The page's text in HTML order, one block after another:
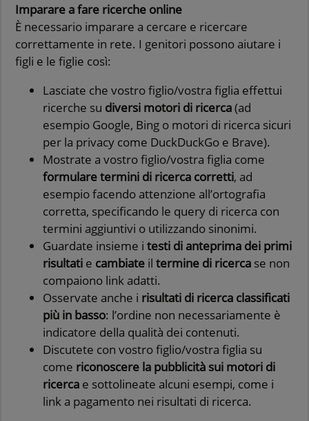
Imparare a fare ricerche online
È necessario imparare a cercare e ricercare
correttamente in rete. I genitori possono aiutare i
figli e le figlie così:
Lasciate che vostro figlio/vostra figlia effettui
ricerche su diversi motori di ricerca(ad
esempio Google, Bing o motori di ricerca sicuri
per la privacy come DuckDuckGo e Brave).
Mostrate a vostro figlio/vostra figlia come
formulare termini di ricerca corretti, ad
esempio facendo attenzione all’ortografia
corretta, specificando le query di ricerca con
termini aggiuntivi o utilizzando sinonimi.
Guardate insieme i testi di anteprima dei primi
risultati e cambiate il termine di ricerca se non
compaiono link adatti.
Osservate anche i risultati di ricerca classificati
più in basso: l’ordine non necessariamente è
indicatore della qualità dei contenuti.
Discutete con vostro figlio/vostra figlia su
come riconoscere la pubblicità sui motori di
ricerca e sottolineate alcuni esempi, come i
link a pagamento nei risultati di ricerca.